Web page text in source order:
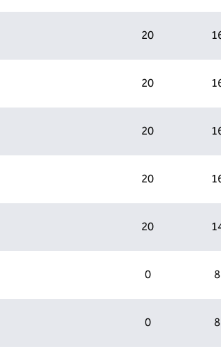
20
20
20
20
20
0 8
0 8